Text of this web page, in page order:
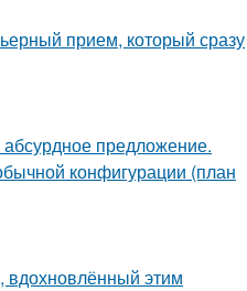
прием, который сразу
предложение.
конфигурации (план
вдохновлённый этим